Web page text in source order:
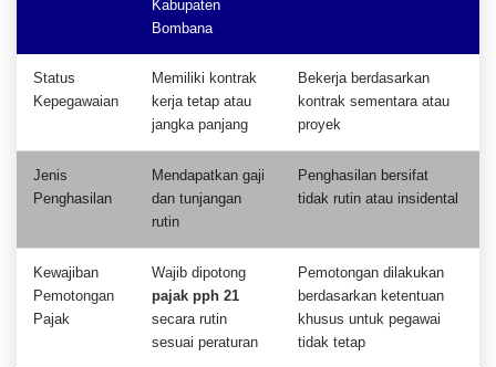
Kabupaten
Bombana
Status
Kepegawaian
Memiliki kontrak
kerja tetap atau
jangka panjang
Bekerja berdasarkan
kontrak sementara atau
proyek
Jenis
Penghasilan
Mendapatkan gaji
dan tunjangan
rutin
Penghasilan bersifat
tidak rutin atau insidental
Kewajiban
Pemotongan
Pajak
Wajib dipotong
pajak pph 21
secara rutin
sesuai peraturan
Pemotongan dilakukan
berdasarkan ketentuan
khusus untuk pegawai
tidak tetap